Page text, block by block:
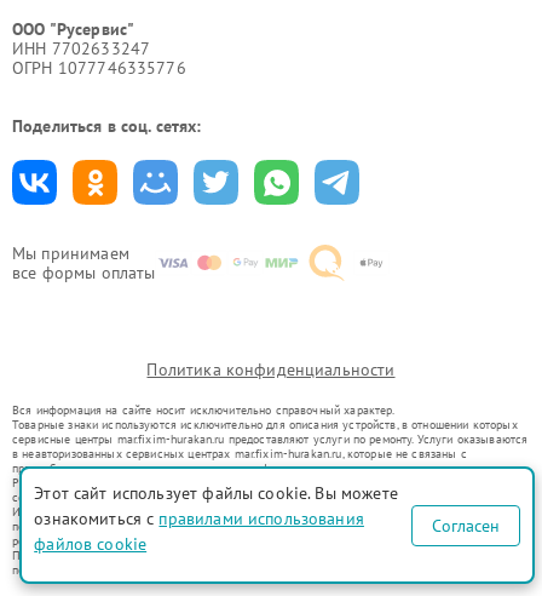
Мы принимаем
все формы оплаты
ООО "Русервис"
ИНН 7702633247
ОГРН 1077746335776
Поделиться в соц. сетях:
Политика конфиденциальности
Вся информация на сайте носит исключительно справочный характер.
Товарные знаки используются исключительно для описания устройств, в отношении которых
сервисные центры mar.fixim-hurakan.ru предоставляют услуги по ремонту. Услуги оказываются
в неавторизованных сервисных центрах mar.fixim-hurakan.ru, которые не связаны с
правообладателями товарных знаков или их официальными представителями.
Ремонт осуществляется для устройств, уже введенных в гражданский оборот в соответствии
со статьей 1487 ГК РФ.
Использование товарных знаков не преследует цели индивидуализации услуг или введения
потребителей в заблуждение, а служит для информирования о предоставляемых услугах по
ремонту техники указанных брендов.
Представленная на сайте информация не является публичной офертой, определяемой
положениями Статьи 437(2) Гражданского кодекса РФ
Этот сайт использует файлы cookie. Вы можете
ознакомиться с правилами использования
файлов cookie
Согласен